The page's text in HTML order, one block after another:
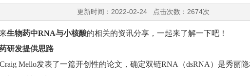
更新时间：2022-02-24 点击次数：2674次
生物药中RNA与小核酸的相关的资讯分享，一起来了解一下吧！
研发提供思路
Mello发表了一篇开创性的论文，确定双链RNA（dsRNA）是秀丽